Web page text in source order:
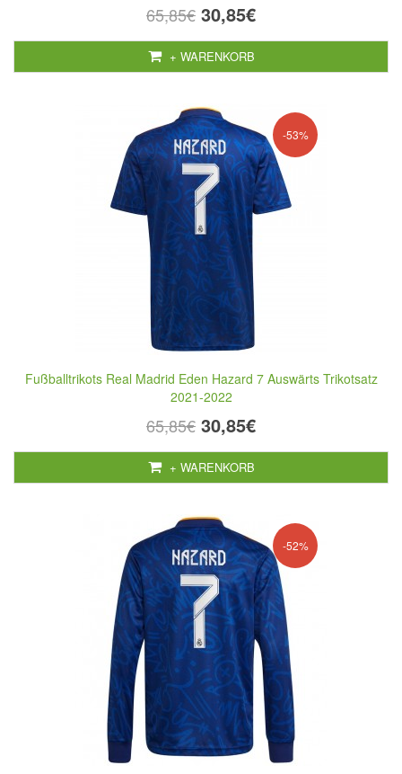
65,85€ 30,85€
+ WARENKORB
-53%
Fußballtrikots Real Madrid Eden Hazard 7 Auswärts Trikotsatz
2021-2022
65,85€ 30,85€
+ WARENKORB
-52%